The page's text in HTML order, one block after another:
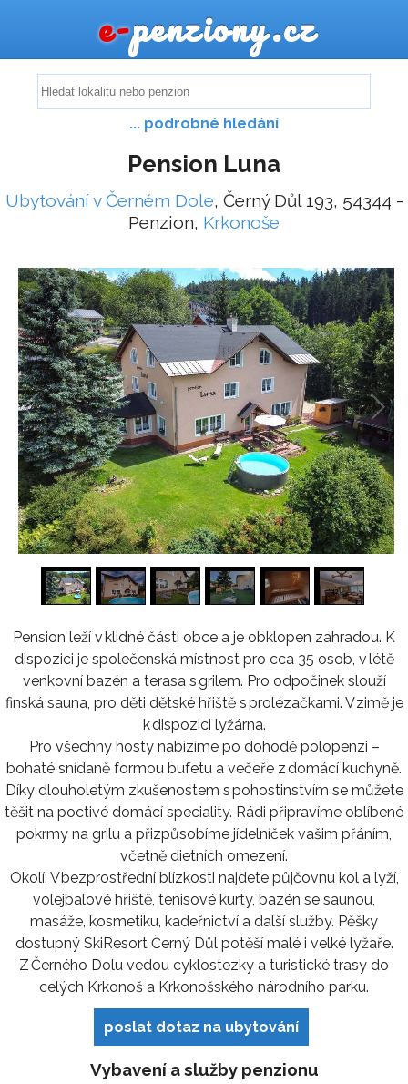
e-penziony.cz
... podrobné hledání
Pension Luna
Ubytování v Černém Dole, Černý Důl 193, 54344 -
Penzion, Krkonoše
1/16
Pension leží v klidné části obce a je obklopen zahradou. K
dispozici je společenská místnost pro cca 35 osob, v létě
venkovní bazén a terasa s grilem. Pro odpočinek slouží
finská sauna, pro děti dětské hřiště s prolézačkami. V zimě je
k dispozici lyžárna.
Pro všechny hosty nabízíme po dohodě polopenzi –
bohaté snídaně formou bufetu a večeře z domácí kuchyně.
Díky dlouholetým zkušenostem s pohostinstvím se můžete
těšit na poctivé domácí speciality. Rádi připravíme oblíbené
pokrmy na grilu a přizpůsobíme jídelníček vašim přáním,
včetně dietních omezení.
Okolí: V bezprostřední blízkosti najdete půjčovnu kol a lyží,
volejbalové hřiště, tenisové kurty, bazén se saunou,
masáže, kosmetiku, kadeřnictví a další služby. Pěšky
dostupný SkiResort Černý Důl potěší malé i velké lyžaře.
Z Černého Dolu vedou cyklostezky a turistické trasy do
celých Krkonoš a Krkonošského národního parku.
poslat dotaz na ubytování
Vybavení a služby penzionu